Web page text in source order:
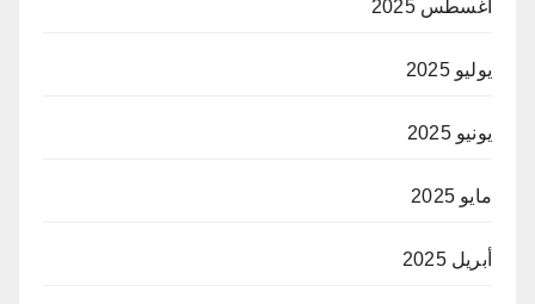
أغسطس 2025
يوليو 2025
يونيو 2025
مايو 2025
أبريل 2025